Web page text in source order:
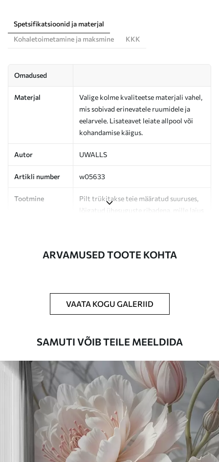
Spetsifikatsioonid ja materjal
Kohaletoimetamine ja maksmine
KKK
Omadused
Materjal
Valige kolme kvaliteetse materjali vahel,
mis sobivad erinevatele ruumidele ja
eelarvele. Lisateavet leiate allpool või
kohandamise käigus.
Autor UWALLS
Artikli number w05633
Tootmine
Pilt trükitakse teie määratud suuruses,
lõigatud ühesuguste ribadena, mille laius
Saadaolevad materjalid
Standard
44 26 €/m²
Premium
.00€
Premium vinüül
ARVAMUSED TOOTE KOHTA
VAATA KOGU GALERIID
SAMUTI VÕIB TEILE MEELDIDA